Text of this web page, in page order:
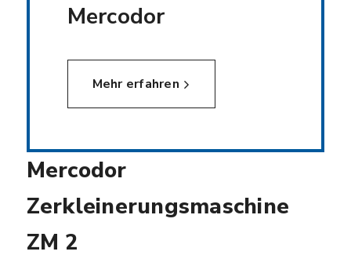
Mercodor
Mehr erfahren
Mercodor
Zerkleinerungsmaschine
ZM 2